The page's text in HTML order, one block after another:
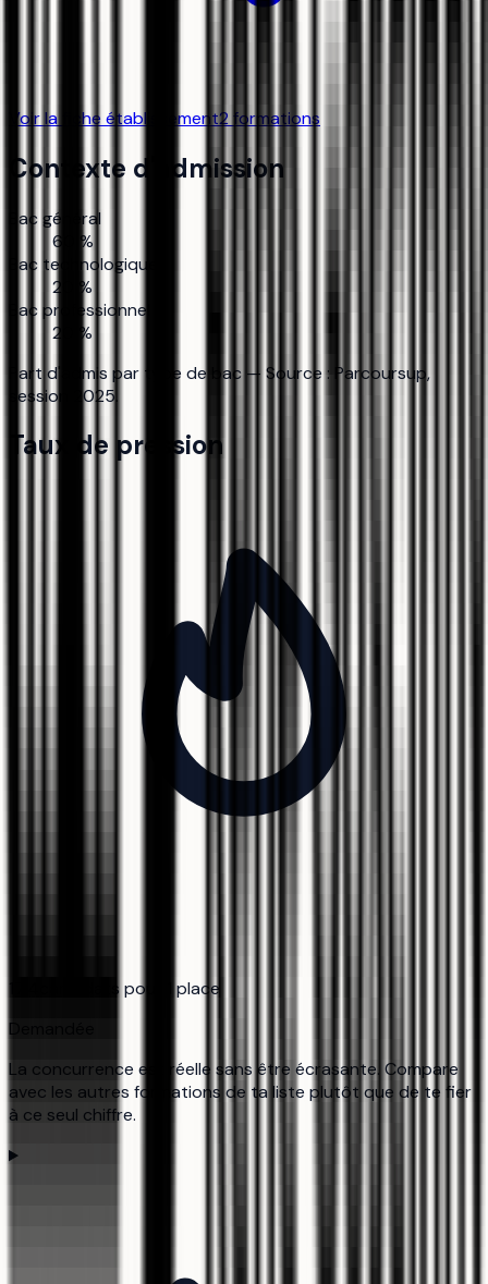
Voir la fiche établissement2 formations
Contexte d'admission
Bac général
60 %
Bac technologique
20 %
Bac professionnel
20 %
Part d'admis par type de bac — Source : Parcoursup,
session 2025.
Taux de pression
candidats pour 1 place
Demandée
La concurrence est réelle sans être écrasante. Compare
avec les autres formations de ta liste plutôt que de te fier
à ce seul chiffre.